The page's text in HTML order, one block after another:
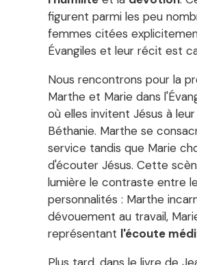
figurent parmi les peu
femmes citées
Évangiles et leur récit est
Nous rencontrons pour la
Marthe et Marie dans
où elles invitent Jésus à
Béthanie. Marthe se
service tandis que Marie
d'écouter Jésus. Cette
lumière le contraste entre
personnalités : Marthe
dévouement au travail,
représentant l'écoute